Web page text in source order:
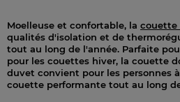
Moelleuse et confortable, la couette
qualités d'isolation et de
tout au long de l'année. Parfaite
pour les couettes hiver, la couette
duvet convient pour les personnes
couette performante tout au long de